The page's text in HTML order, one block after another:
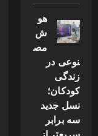
هو
ش
مص
نوعی در
زندگی
کودکان؛
نسل جدید
سه برابر